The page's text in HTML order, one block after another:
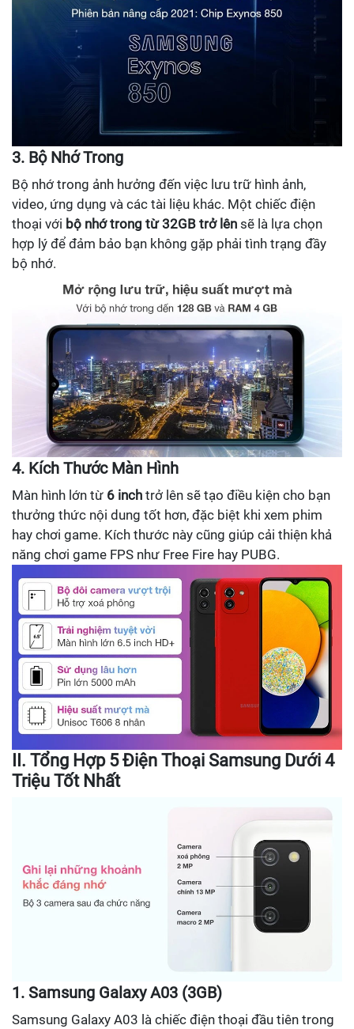
3. Bộ Nhớ Trong
Bộ nhớ trong ảnh hưởng đến việc lưu trữ hình ảnh,
video, ứng dụng và các tài liệu khác. Một chiếc điện
thoại với bộ nhớ trong từ 32GB trở lên sẽ là lựa chọn
hợp lý để đảm bảo bạn không gặp phải tình trạng đầy
bộ nhớ.
4. Kích Thước Màn Hình
Màn hình lớn từ 6 inch trở lên sẽ tạo điều kiện cho bạn
thưởng thức nội dung tốt hơn, đặc biệt khi xem phim
hay chơi game. Kích thước này cũng giúp cải thiện khả
năng chơi game FPS như Free Fire hay PUBG.
II. Tổng Hợp 5 Điện Thoại Samsung Dưới 4
Triệu Tốt Nhất
1. Samsung Galaxy A03 (3GB)
Samsung Galaxy A03 là chiếc điện thoại đầu tiên trong